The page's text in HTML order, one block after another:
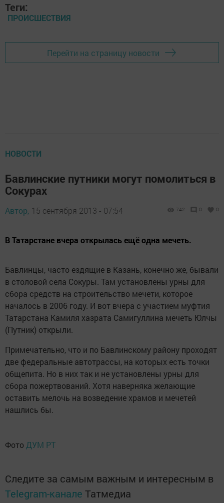
Теги:
ПРОИСШЕСТВИЯ
Перейти на страницу новости
НОВОСТИ
Бавлинские путники могут помолиться в
Сокурах
Автор, 15 сентября 2013 - 07:54 742 0 0
В Татарстане вчера открылась ещё одна мечеть.
Бавлинцы, часто ездящие в Казань, конечно же, бывали
в столовой села Сокуры. Там установлены урны для
сбора средств на строительство мечети, которое
началось в 2006 году. И вот вчера с участием муфтия
Татарстана Камиля хазрата Самигуллина мечеть Юлчы
(Путник) открыли.
Примечательно, что и по Бавлинскому району проходят
две федеральные автотрассы, на которых есть точки
общепита. Но в них так и не установлены урны для
сбора пожертвований. Хотя наверняка желающие
оставить мелочь на возведение храмов и мечетей
нашлись бы.
Фото ДУМ РТ
Следите за самым важным и интересным в
Telegram-канале Татмедиа